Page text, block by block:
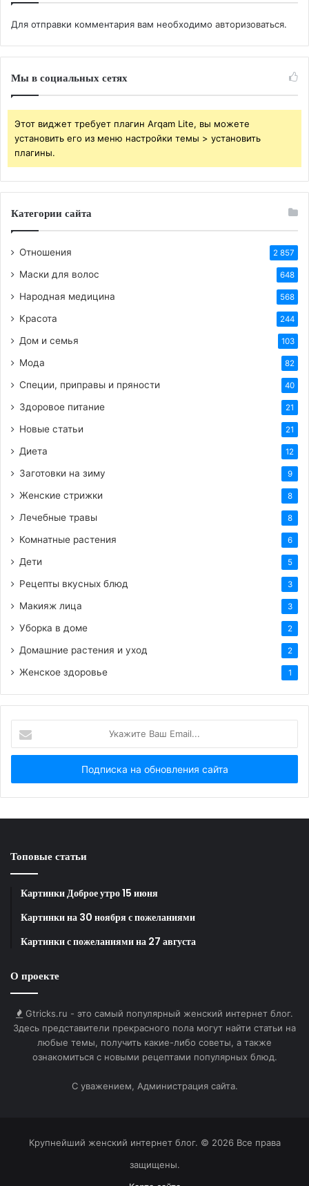
весьма откровенную рекламную фотосессию,
социальных площадок.
Для отправки комментария вам необходимо авторизоваться.
Мы в социальных сетях
Этот виджет требует плагин Arqam Lite, вы можете
установить его из меню настройки темы > установить
плагины.
Категории сайта
Отношения 2 857
Маски для волос 648
Народная медицина 568
Красота 244
Дом и семья 103
Мода 82
Специи, приправы и пряности 40
Здоровое питание 21
Новые статьи 21
Диета 12
Заготовки на зиму 9
Женские стрижки 8
Лечебные травы 8
Комнатные растения 6
Дети 5
Рецепты вкусных блюд 3
Макияж лица 3
Уборка в доме 2
Домашние растения и уход 2
Женское здоровье 1
Ваш
Email...
Топовые статьи
Картинки Доброе утро 15 июня
Картинки на 30 ноября с пожеланиями
Картинки с пожеланиями на 27 августа
О проекте
Gtricks.ru - это самый популярный женский интернет блог.
Здесь представители прекрасного пола могут найти статьи на
любые темы, получить какие-либо советы, а также
ознакомиться с новыми рецептами популярных блюд.
С уважением, Администрация сайта.
Крупнейший женский интернет блог. © 2026 Все права
защищены.